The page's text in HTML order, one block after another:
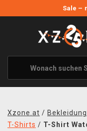
Sale –
ANGEBOTE
ALLE MARKEN
XZONE ORIGINALS
KLEIDUNG &
BÜCHER & COMICS
Xzone.at /
T-Shirts / T-Shirt